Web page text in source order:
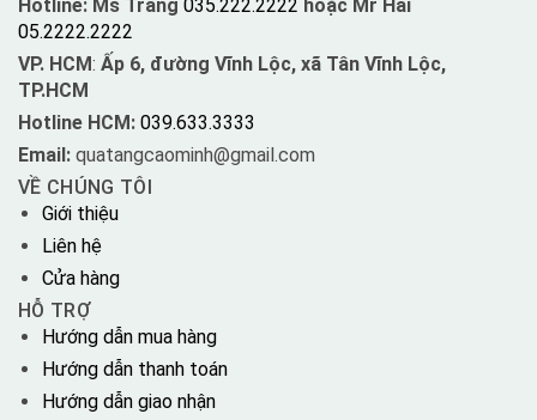
Hotline: Ms Trang 035.222.2222 hoặc Mr Hải
05.2222.2222
VP. HCM: Ấp 6, đường Vĩnh Lộc, xã Tân Vĩnh Lộc,
TP.HCM
Hotline HCM: 039.633.3333
Email: quatangcaominh@gmail.com
VỀ CHÚNG TÔI
Giới thiệu
Liên hệ
Cửa hàng
HỖ TRỢ
Hướng dẫn mua hàng
Hướng dẫn thanh toán
Hướng dẫn giao nhận